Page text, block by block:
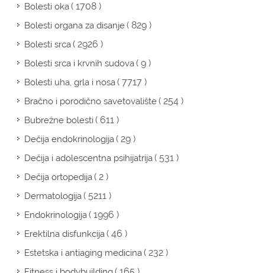
Bolesti oka( 1708 )
Bolesti organa za disanje( 829 )
Bolesti srca( 2926 )
Bolesti srca i krvnih sudova( 9 )
Bolesti uha, grla i nosa( 7717 )
Bračno i porodično savetovalište( 254 )
Bubrežne bolesti( 611 )
Dečija endokrinologija( 29 )
Dečija i adolescentna psihijatrija( 531 )
Dečija ortopedija( 2 )
Dermatologija( 5211 )
Endokrinologija( 1996 )
Erektilna disfunkcija( 46 )
Estetska i antiaging medicina( 232 )